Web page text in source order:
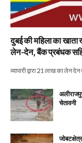
दुबई की महिला का खाता
लेन-देन, बैंक प्रबंधक
व्यापारी द्वारा 21 लाख का
चेतावनी
जोबट